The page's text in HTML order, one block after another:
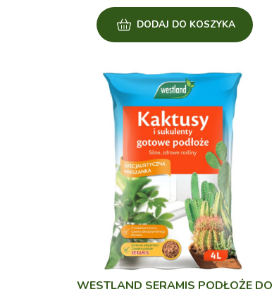
DODAJ DO KOSZYKA
WESTLAND SERAMIS PODŁOŻE DO